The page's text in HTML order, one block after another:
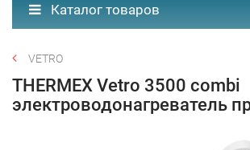
Каталог товаров
VETRO
THERMEX Vetro 3500 combi
электроводонагреватель